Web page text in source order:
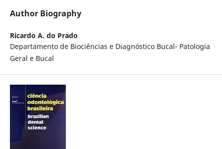
Author Biography
Ricardo A. do Prado
Departamento de Biociências e Diagnóstico Bucal- Patologia
Geral e Bucal